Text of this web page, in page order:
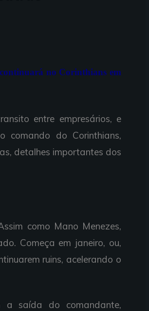
no Corinthians em
entre empresários, e
comando do Corinthians,
detalhes importantes dos
como Mano Menezes,
Começa em janeiro, ou,
ruins, acelerando o
a saída do comandante,